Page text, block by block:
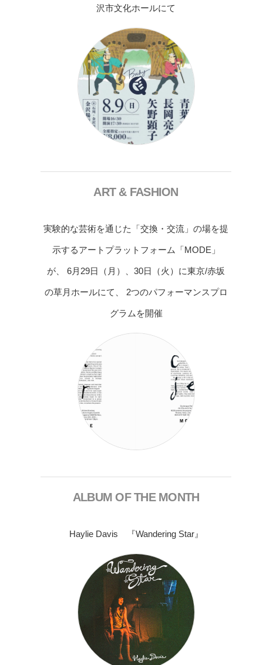
沢市文化ホールにて
ART & FASHION
実験的な芸術を通じた「交換・交流」の場を提
示するアートプラットフォーム「MODE」
が、 6月29日（月）、30日（火）に東京/赤坂
の草月ホールにて、 2つのパフォーマンスプロ
グラムを開催
ALBUM OF THE MONTH
Haylie Davis 『Wandering Star』